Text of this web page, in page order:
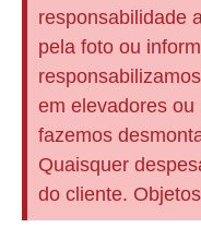
responsabilidade
pela foto ou
em elevadores
fazemos
Quaisquer
do cliente.